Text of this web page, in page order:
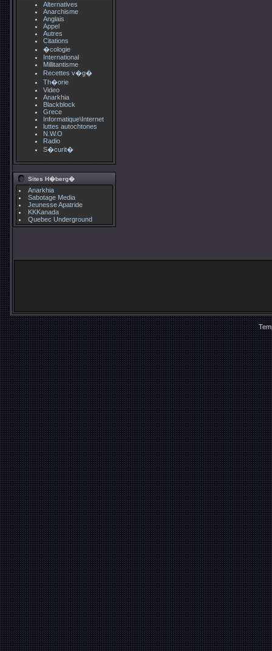
Alternatives
Anarchisme
Anglais
Appel
Autres
Citations
�cologie
International
Millitantisme
Recettes v�g�
Th�orie
Video
Anarkhia
Blackblock
Grece
Informatique\Internet
luttes autochtones
N.W.O
Radio
S�curit�
Sites H�berg�
Anarkhia
Sabotage Media
Jeunesse Apatride
KKKanada
Quebec Underground